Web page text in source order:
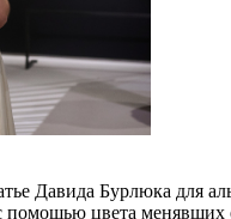
Давида Бурлюка
цвета